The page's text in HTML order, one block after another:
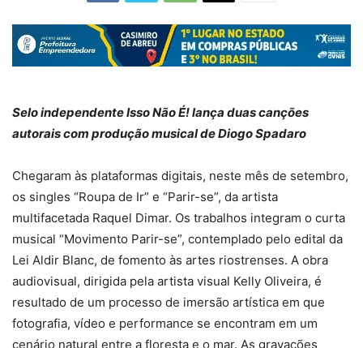
Selo independente Isso Não É! lança duas canções
autorais com produção musical de Diogo Spadaro
Chegaram às plataformas digitais, neste mês de setembro,
os singles “Roupa de Ir” e “Parir-se”, da artista
multifacetada Raquel Dimar. Os trabalhos integram o curta
musical “Movimento Parir-se”, contemplado pelo edital da
Lei Aldir Blanc, de fomento às artes riostrenses. A obra
audiovisual, dirigida pela artista visual Kelly Oliveira, é
resultado de um processo de imersão artística em que
fotografia, vídeo e performance se encontram em um
cenário natural entre a floresta e o mar. As gravações